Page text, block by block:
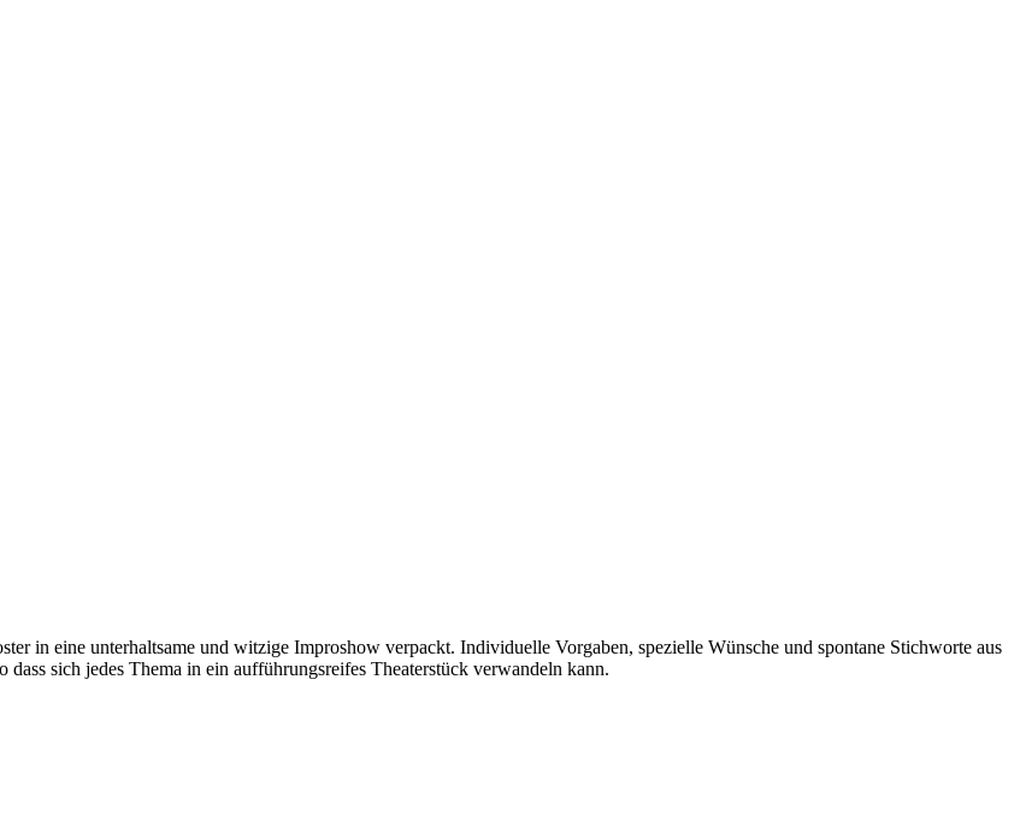
in eine unterhaltsame und witzige Improshow verpackt. Individuelle Vorgaben, spezielle Wünsche und spontane Stichworte aus
sich jedes Thema in ein aufführungsreifes Theaterstück verwandeln kann.